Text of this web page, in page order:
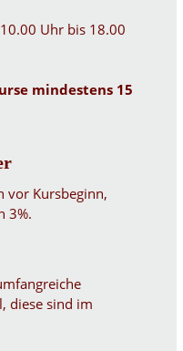
Uhr bis 18.00
mindestens 15
vor Kursbeginn,
3%.
diese sind im